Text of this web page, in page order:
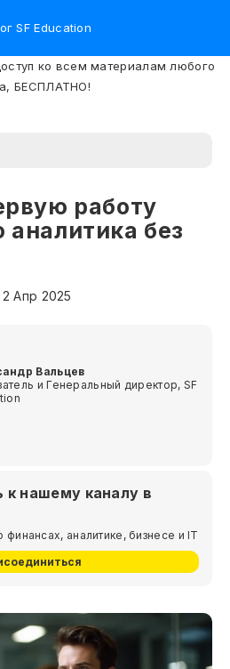
работу
аналитика без
2 Апр 2025
Вальцев
и Генеральный директор, SF
к нашему каналу в
аналитике, бизнесе и IT